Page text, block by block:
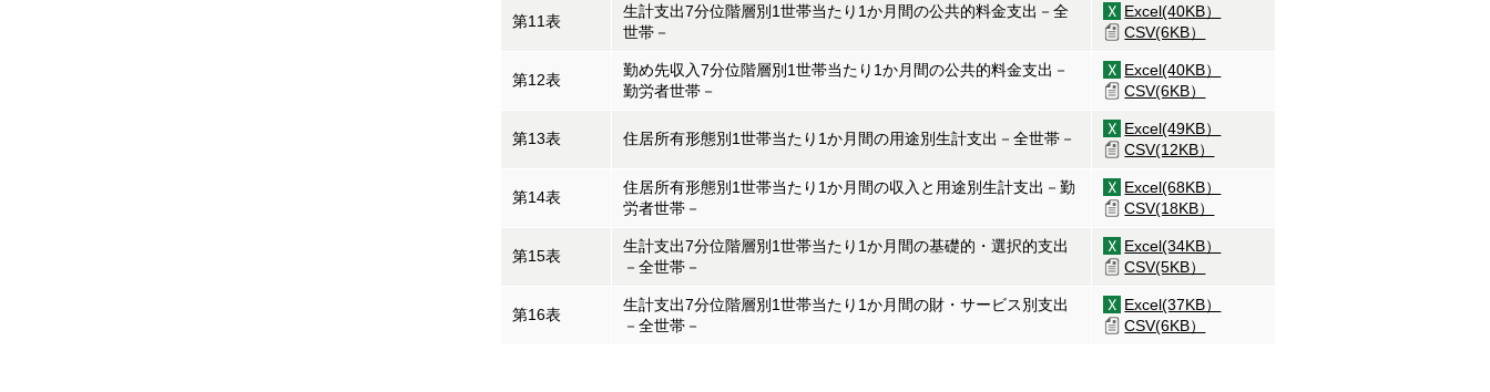
第11表
生計支出7分位階層別1世帯当たり1か月間の公共的料金支出－全
世帯－
Excel(40KB）
CSV(6KB）
第12表
勤め先収入7分位階層別1世帯当たり1か月間の公共的料金支出－
勤労者世帯－
Excel(40KB）
CSV(6KB）
第13表 住居所有形態別1世帯当たり1か月間の用途別生計支出－全世帯－
Excel(49KB）
CSV(12KB）
第14表
住居所有形態別1世帯当たり1か月間の収入と用途別生計支出－勤
労者世帯－
Excel(68KB）
CSV(18KB）
第15表
生計支出7分位階層別1世帯当たり1か月間の基礎的・選択的支出
－全世帯－
Excel(34KB）
CSV(5KB）
第16表
生計支出7分位階層別1世帯当たり1か月間の財・サービス別支出
－全世帯－
Excel(37KB）
CSV(6KB）